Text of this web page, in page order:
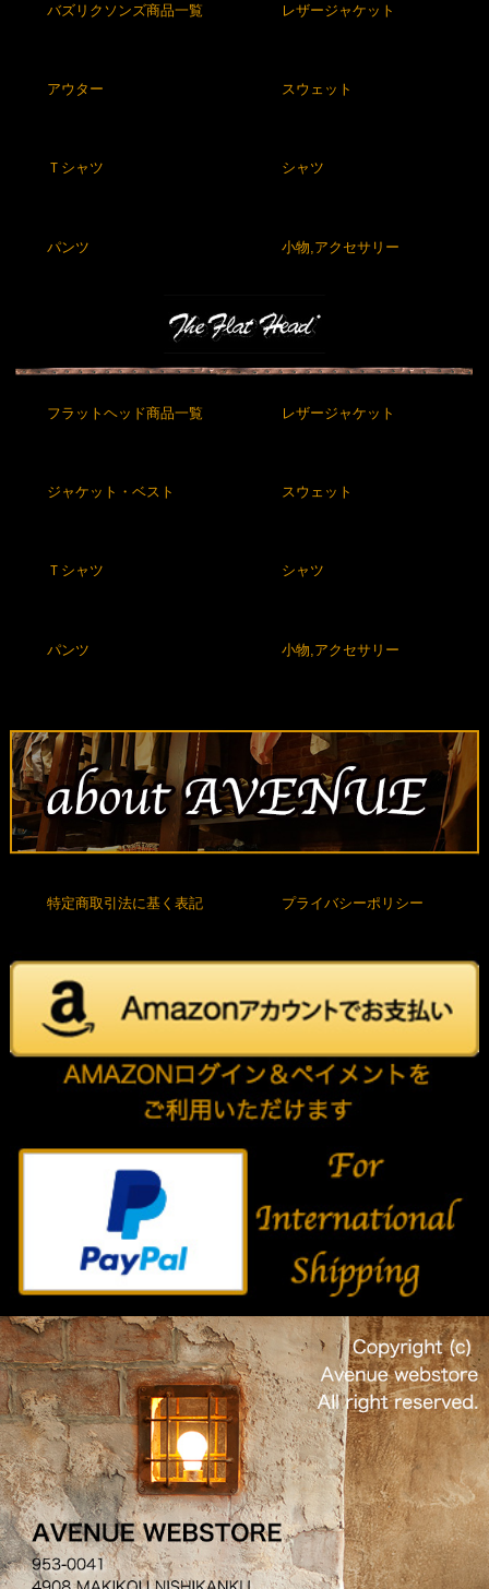
バズリクソンズ商品一覧 レザージャケット
アウター スウェット
Ｔシャツ シャツ
パンツ 小物,アクセサリー
フラットヘッド商品一覧 レザージャケット
ジャケット・ベスト スウェット
Ｔシャツ シャツ
パンツ 小物,アクセサリー
特定商取引法に基く表記 プライバシーポリシー